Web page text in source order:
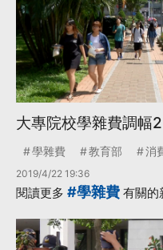
大專院校學雜費調幅
學雜費 教育部 消
2019/4/22 19:36
閱讀更多 #學雜費 有關的